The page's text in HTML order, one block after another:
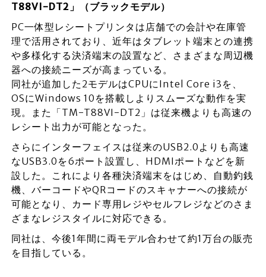
T88VI-DT2」（ブラックモデル）
PC一体型レシートプリンタは店舗での会計や在庫管
理で活用されており、近年はタブレット端末との連携
や多様化する決済端末の設置など、さまざまな周辺機
器への接続ニーズが高まっている。
同社が追加した2モデルはCPUにIntel Core i3を、
OSにWindows 10を搭載しよりスムーズな動作を実
現。また「TM-T88VI-DT2」は従来機よりも高速の
レシート出力が可能となった。
さらにインターフェイスは従来のUSB2.0よりも高速
なUSB3.0を6ポート設置し、HDMIポートなどを新
設した。これにより各種決済端末をはじめ、自動釣銭
機、バーコードやQRコードのスキャナーへの接続が
可能となり、カード専用レジやセルフレジなどのさま
ざまなレジスタイルに対応できる。
同社は、今後1年間に両モデル合わせて約1万台の販売
を目指している。